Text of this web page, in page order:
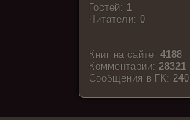
Гостей: 1
Читатели:0
Книг на сайте:4188
Комментарии:28321
Cообщения в ГК:240